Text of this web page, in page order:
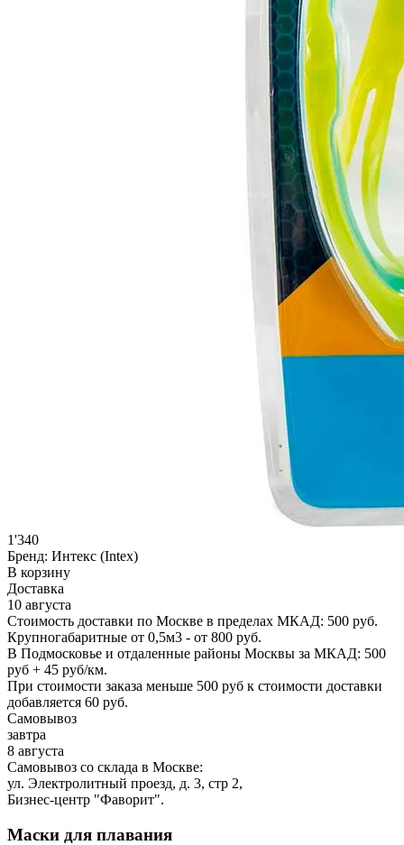
1'340
Бренд: Интекс (Intex)
В корзину
Доставка
10 августа
Стоимость доставки по Москве в пределах МКАД: 500 руб.
Крупногабаритные от 0,5м3 - от 800 руб.
В Подмосковье и отдаленные районы Москвы за МКАД: 500
руб + 45 руб/км.
При стоимости заказа меньше 500 руб к стоимости доставки
добавляется 60 руб.
Самовывоз
завтра
8 августа
Самовывоз со склада в Москве:
ул. Электролитный проезд, д. 3, стр 2,
Бизнес-центр "Фаворит".
Маски для плавания